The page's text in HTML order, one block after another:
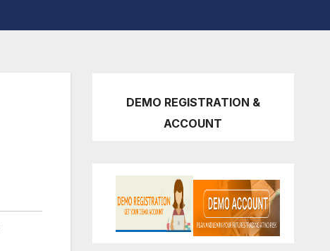
DEMO REGISTRATION &
ACCOUNT